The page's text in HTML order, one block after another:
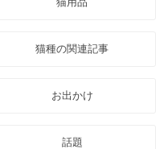
猫種の関連記事
お出かけ
話題